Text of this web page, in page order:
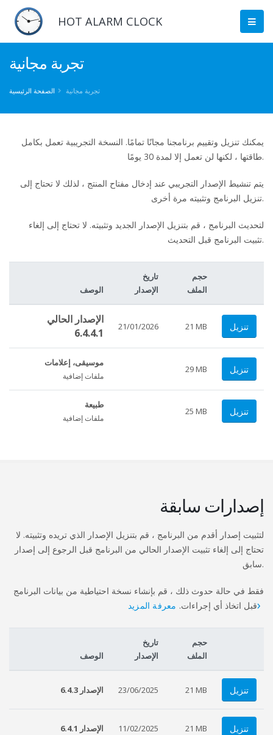
HOT ALARM CLOCK
تجربة مجانية
الصفحة الرئيسية تجربة مجانية
يمكنك تنزيل وتقييم برنامجنا مجانًا تمامًا. النسخة التجريبية تعمل بكامل
طاقتها ، لكنها لن تعمل إلا لمدة 30 يومًا.
يتم تنشيط الإصدار التجريبي عند إدخال مفتاح المنتج ، لذلك لا تحتاج إلى
تنزيل البرنامج وتثبيته مرة أخرى.
لتحديث البرنامج ، قم بتنزيل الإصدار الجديد وتثبيته. لا تحتاج إلى إلغاء
تثبيت البرنامج قبل التحديث.
الوصف
تاريخ
الإصدار
حجم
الملف
الإصدار الحالي
6.4.4.1
21/01/2026 21 MB تنزيل
موسيقى، إعلامات
ملفات إضافية
29 MB تنزيل
طبيعة
ملفات إضافية
25 MB تنزيل
إصدارات سابقة
لتثبيت إصدار أقدم من البرنامج ، قم بتنزيل الإصدار الذي تريده وتثبيته. لا
تحتاج إلى إلغاء تثبيت الإصدار الحالي من البرنامج قبل الرجوع إلى إصدار
سابق.
فقط في حالة حدوث ذلك ، قم بإنشاء نسخة احتياطية من بيانات البرنامج
قبل اتخاذ أي إجراءات. معرفة المزيد
الوصف
تاريخ
الإصدار
حجم
الملف
الإصدار 6.4.3 23/06/2025 21 MB تنزيل
الإصدار 6.4.1 11/02/2025 21 MB تنزيل